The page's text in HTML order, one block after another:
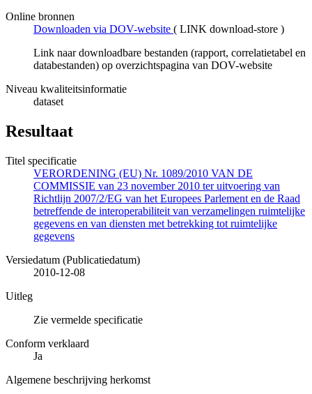
Online bronnen
Downloaden via DOV-website ( LINK download-store )
Link naar downloadbare bestanden (rapport, correlatietabel en
databestanden) op overzichtspagina van DOV-website
Niveau kwaliteitsinformatie
dataset
Resultaat
Titel specificatie
VERORDENING (EU) Nr. 1089/2010 VAN DE
COMMISSIE van 23 november 2010 ter uitvoering van
Richtlijn 2007/2/EG van het Europees Parlement en de Raad
betreffende de interoperabiliteit van verzamelingen ruimtelijke
gegevens en van diensten met betrekking tot ruimtelijke
gegevens
Versiedatum (Publicatiedatum)
2010-12-08
Uitleg
Zie vermelde specificatie
Conform verklaard
Ja
Algemene beschrijving herkomst